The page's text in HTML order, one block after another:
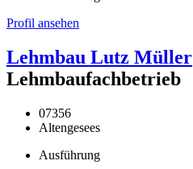
Profil ansehen
Lehmbau Lutz Müller
Lehmbaufachbetrieb
07356
Altengesees
Ausführung